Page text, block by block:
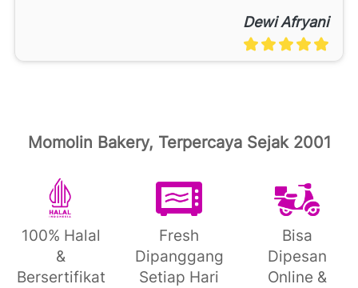
Dewi Afryani
Momolin Bakery, Terpercaya Sejak 2001
100% Halal
&
Bersertifikat
Fresh
Dipanggang
Setiap Hari
Bisa
Dipesan
Online &